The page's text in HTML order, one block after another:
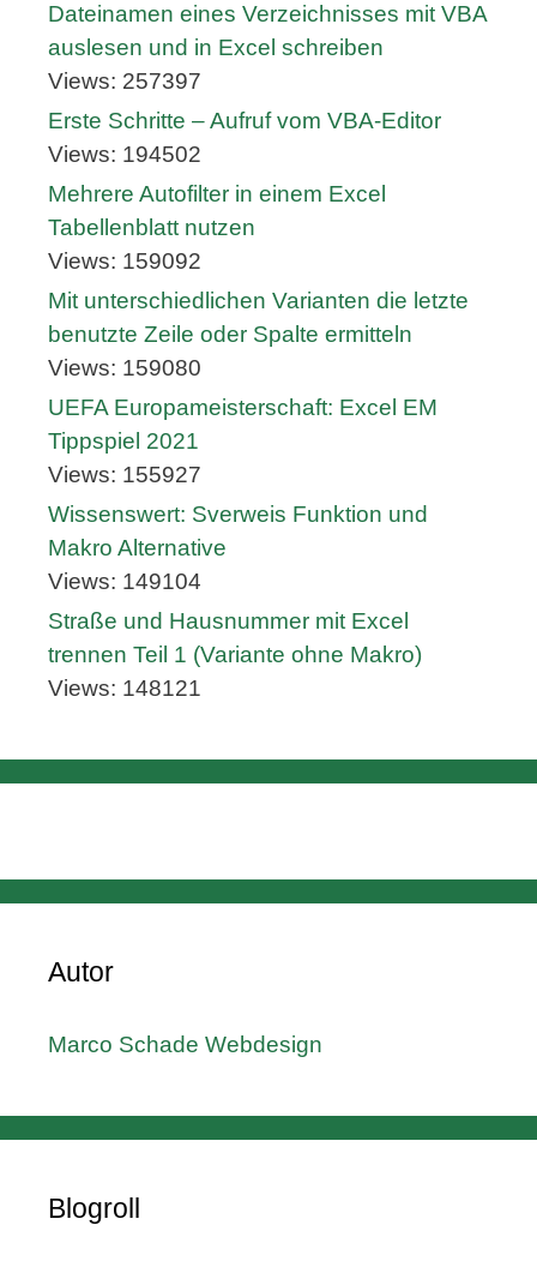
Dateinamen eines Verzeichnisses mit VBA
auslesen und in Excel schreiben
Views: 257397
Erste Schritte – Aufruf vom VBA-Editor
Views: 194502
Mehrere Autofilter in einem Excel
Tabellenblatt nutzen
Views: 159092
Mit unterschiedlichen Varianten die letzte
benutzte Zeile oder Spalte ermitteln
Views: 159080
UEFA Europameisterschaft: Excel EM
Tippspiel 2021
Views: 155927
Wissenswert: Sverweis Funktion und
Makro Alternative
Views: 149104
Straße und Hausnummer mit Excel
trennen Teil 1 (Variante ohne Makro)
Views: 148121
Autor
Marco Schade Webdesign
Blogroll